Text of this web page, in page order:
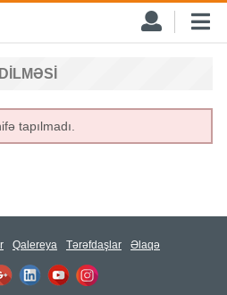
tapılmadı.
Qalereya Tərəfdaşlar Əlaqə